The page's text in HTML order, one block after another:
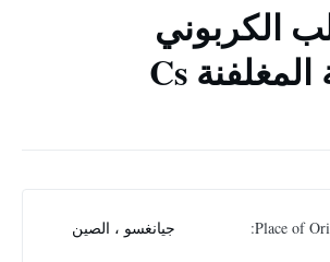
الكربوني
المتوسط ​​/ الأنابيب المعدنية المغلفنة Cs
Place of جيانغسو ، الصين